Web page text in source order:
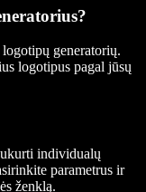
generatorių.
logotipus pagal jūsų
individualų
parametrus ir
ženklą.